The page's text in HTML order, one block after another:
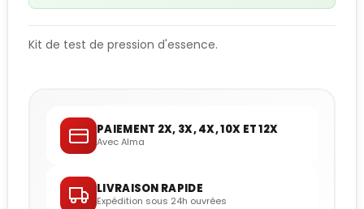
Kit de test de pression d'essence.
PAIEMENT 2X, 3X, 4X, 10X ET 12X
Avec Alma
LIVRAISON RAPIDE
Expédition sous 24h ouvrées